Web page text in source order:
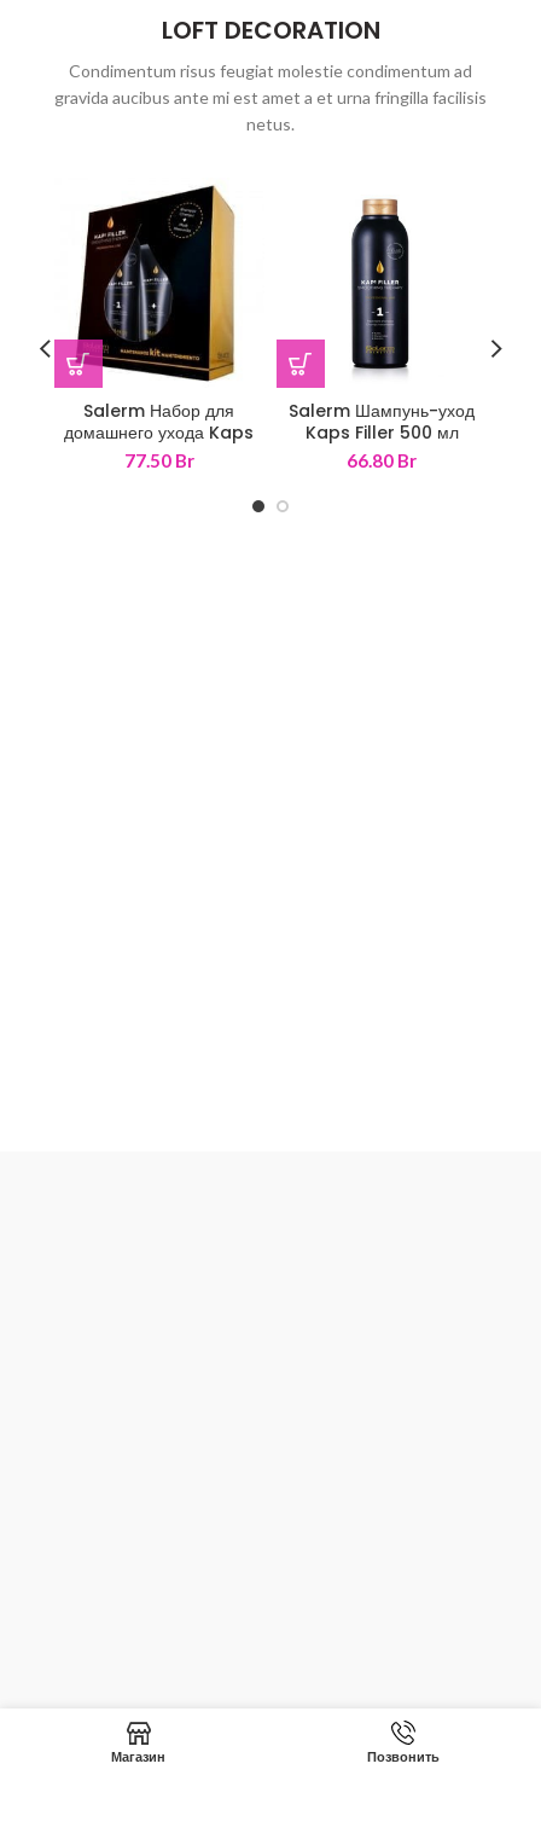
LOFT DECORATION
Condimentum risus feugiat molestie condimentum ad
gravida aucibus ante mi est amet a et urna fringilla facilisis
netus.
Salerm Набор для
домашнего ухода Kaps
Filler 500+200 мл
77.50 Br
Salerm Шампунь-уход
Kaps Filler 500 мл
66.80 Br
Магазин Позвонить